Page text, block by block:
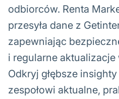
odbiorców. Renta
przesyła dane z
zapewniając
i regularne
Odkryj głębsze
zespołowi aktualne,